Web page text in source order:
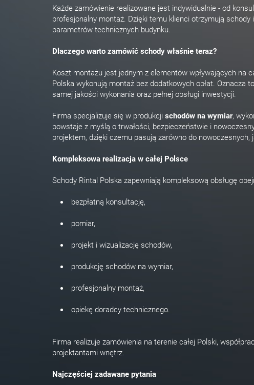
Każde zamówienie realizowane jest indywidualnie - od
profesjonalny montaż. Dzięki temu klienci otrzymują
parametrów technicznych budynku.
Dlaczego warto zamówić schody właśnie teraz?
Koszt montażu jest jednym z elementów wpływających na
Polska wykonują montaż bez dodatkowych opłat. Oznacza
samej jakości wykonania oraz pełnej obsługi inwestycji.
Firma specjalizuje się w produkcji schodów na wymiar,
powstaje z myślą o trwałości, bezpieczeństwie i
projektem, dzięki czemu pasują zarówno do nowoczesnych,
Kompleksowa realizacja w całej Polsce
Schody Rintal Polska zapewniają kompleksową obsługę
bezpłatną konsultację,
pomiar,
projekt i wizualizację schodów,
produkcję schodów na wymiar,
profesjonalny montaż,
opiekę doradcy technicznego.
Firma realizuje zamówienia na terenie całej Polski,
projektantami wnętrz.
Najczęściej zadawane pytania